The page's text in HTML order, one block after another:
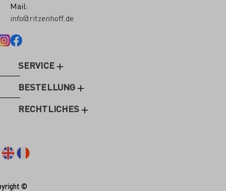
Mail:
info@ritzenhoff.de
SERVICE
BESTELLUNG
RECHTLICHES
©